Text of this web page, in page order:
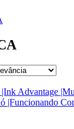
|Ink Advantage
|Funcionando